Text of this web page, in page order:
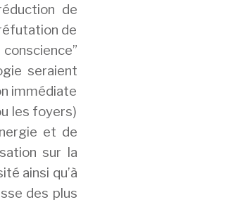
de
de
seraient
immédiate
les foyers)
et de
sur la
ainsi qu’à
des plus